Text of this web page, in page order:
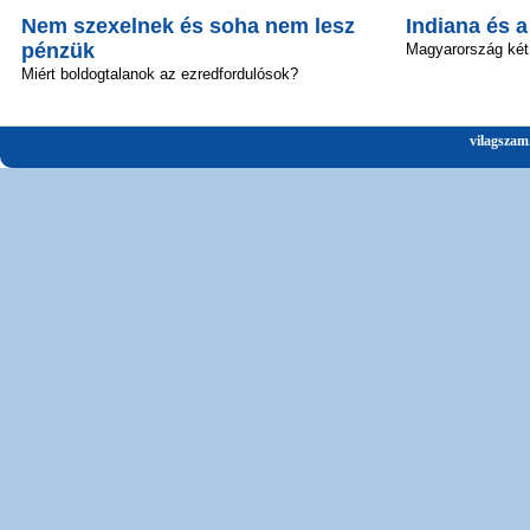
Nem szexelnek és soha nem lesz
pénzük
Miért boldogtalanok az ezredfordulósok?
Indiana és
Magyarország